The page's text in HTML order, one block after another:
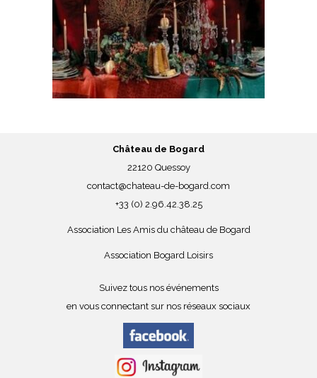
Château de Bogard
22120 Quessoy
contact@chateau-de-bogard.com
+33 (0) 2.96.42.38.25
Association Les Amis du château de Bogard
Association Bogard Loisirs
Suivez tous nos événements
en vous connectant sur nos réseaux sociaux